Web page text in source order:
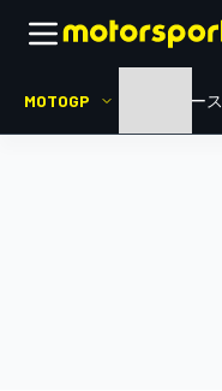
MOTOGP ニュース